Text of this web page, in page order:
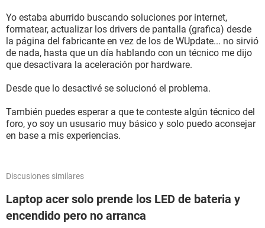
Yo estaba aburrido buscando soluciones por internet,
formatear, actualizar los drivers de pantalla (grafica) desde
la página del fabricante en vez de los de WUpdate... no sirvió
de nada, hasta que un día hablando con un técnico me dijo
que desactivara la aceleración por hardware.
Desde que lo desactivé se solucionó el problema.
También puedes esperar a que te conteste algún técnico del
foro, yo soy un ususario muy básico y solo puedo aconsejar
en base a mis experiencias.
Discusiones similares
Laptop acer solo prende los LED de bateria y
encendido pero no arranca